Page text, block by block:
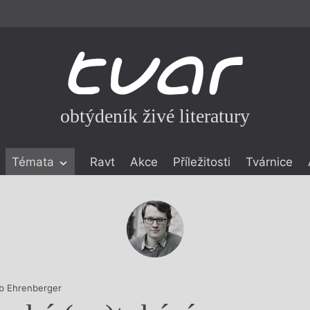
obtýdeník živé literatury
Témata Ravt Akce Příležitosti Tvárnice
Ehrenberger